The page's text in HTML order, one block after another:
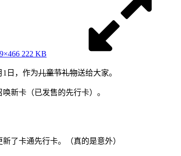
222 KB
1日，作为儿童节礼物送给大家。
新卡（已发售的先行卡）。
了卡通先行卡。（真的是意外）